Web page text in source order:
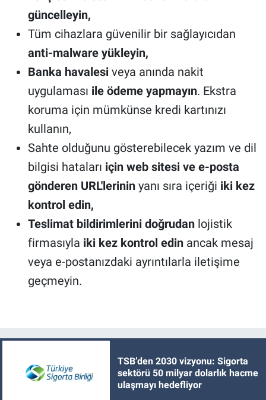
güncelleyin,
Tüm cihazlara güvenilir bir sağlayıcıdan
anti-malware yükleyin,
Banka havalesi veya anında nakit
uygulaması ile ödeme yapmayın. Ekstra
koruma için mümkünse kredi kartınızı
kullanın,
Sahte olduğunu gösterebilecek yazım ve dil
bilgisi hataları için web sitesi ve e-posta
gönderen URL'lerinin yanı sıra içeriği iki kez
kontrol edin,
Teslimat bildirimlerini doğrudan lojistik
firmasıyla iki kez kontrol edinancak mesaj
veya e-postanızdaki ayrıntılarla iletişime
geçmeyin.
TSB’den 2030 vizyonu: Sigorta
sektörü 50 milyar dolarlık hacme
ulaşmayı hedefliyor